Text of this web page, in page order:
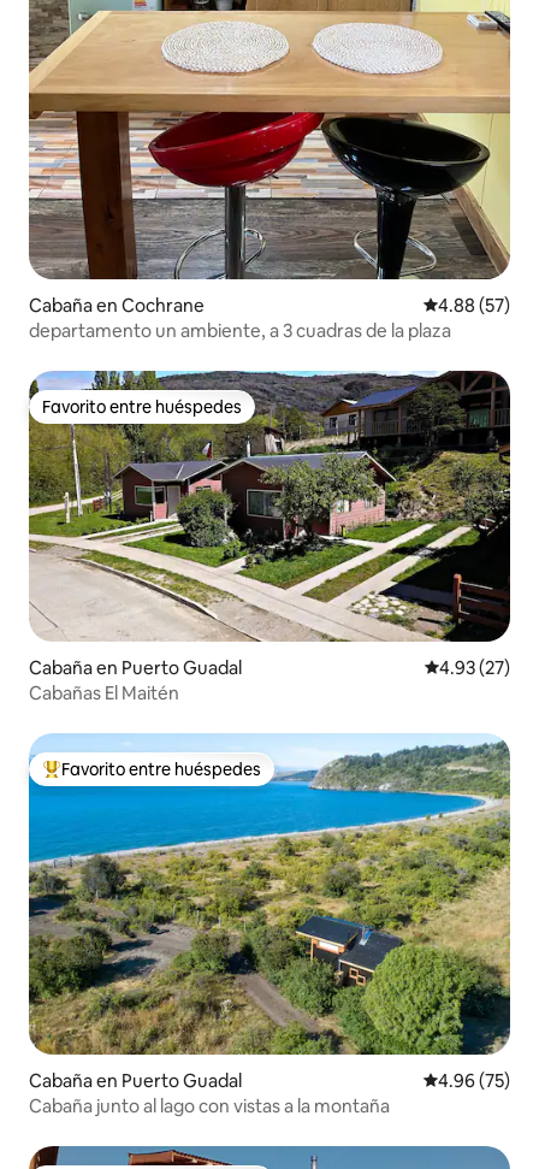
Cabaña en Cochrane Calificación
4.88 (57)
departamento un ambiente, a 3 cuadras de la plaza
Favorito entre huéspedes
Favorito entre huéspedes
Cabaña en Puerto Guadal Calificación
4.93 (27)
Cabañas El Maitén
De los mejores en Favorito entre huéspedes
Favorito entre huéspedes
Cabaña en Puerto Guadal Calificación
4.96 (75)
Cabaña junto al lago con vistas a la montaña